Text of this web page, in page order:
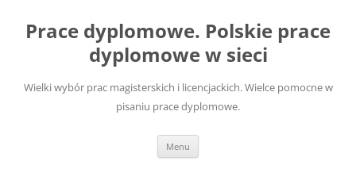
treści
Prace dyplomowe. Polskie prace
dyplomowe w sieci
Wielki wybór prac magisterskich i licencjackich. Wielce pomocne w
pisaniu prace dyplomowe.
Menu